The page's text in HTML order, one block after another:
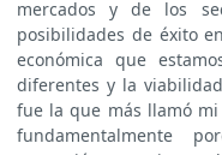
mercados y de los
posibilidades de éxito
económica que
diferentes y la
fue la que más llamó
fundamentalmente